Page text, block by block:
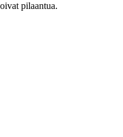
pilaantua.